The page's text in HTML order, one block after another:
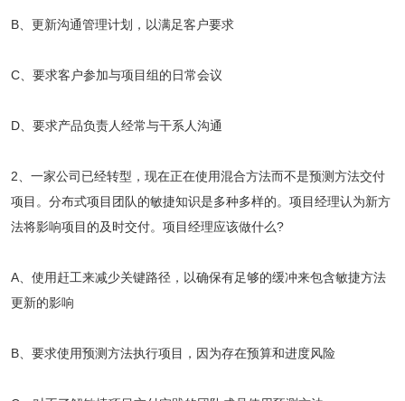
B、更新沟通管理计划，以满足客户要求
C、要求客户参加与项目组的日常会议
D、要求产品负责人经常与干系人沟通
2、一家公司已经转型，现在正在使用混合方法而不是预测方法交付
项目。分布式项目团队的敏捷知识是多种多样的。项目经理认为新方
法将影响项目的及时交付。项目经理应该做什么?
A、使用赶工来减少关键路径，以确保有足够的缓冲来包含敏捷方法
更新的影响
B、要求使用预测方法执行项目，因为存在预算和进度风险